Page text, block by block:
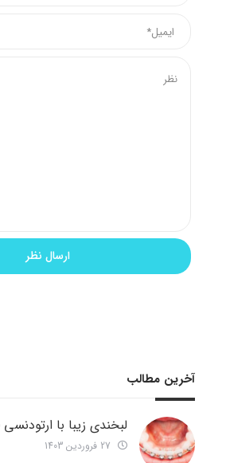
آخرین مطالب
لبخندی زیبا با